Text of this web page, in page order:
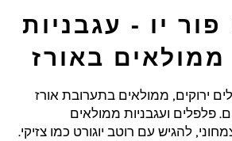
יו - עגבניות
ממולאים באורז
ירוקים, ממולאים בתערובת אורז
פלפלים ועגבניות ממולאים
להגיש עם רוטב יוגורט כמו צזיקי.